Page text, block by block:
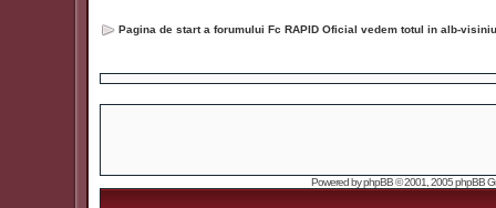
Pagina de start a forumului Fc RAPID Oficial vedem totul in alb-
Powered byphpBB© 2001, 2005 phpBB